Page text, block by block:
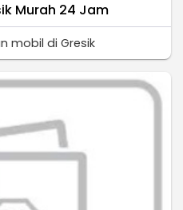
Murah 24 Jam
mobil di Gresik